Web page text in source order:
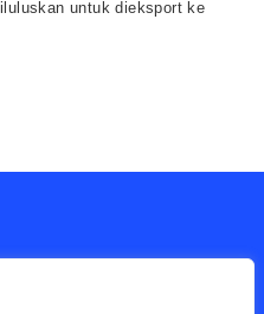
untuk dieksport ke